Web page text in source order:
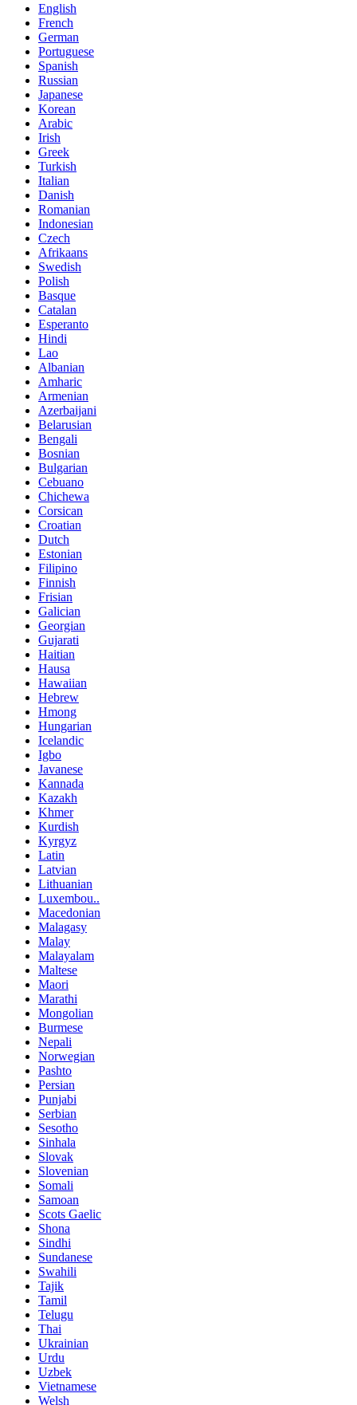
English
French
German
Portuguese
Spanish
Russian
Japanese
Korean
Arabic
Irish
Greek
Turkish
Italian
Danish
Romanian
Indonesian
Czech
Afrikaans
Swedish
Polish
Basque
Catalan
Esperanto
Hindi
Lao
Albanian
Amharic
Armenian
Azerbaijani
Belarusian
Bengali
Bosnian
Bulgarian
Cebuano
Chichewa
Corsican
Croatian
Dutch
Estonian
Filipino
Finnish
Frisian
Galician
Georgian
Gujarati
Haitian
Hausa
Hawaiian
Hebrew
Hmong
Hungarian
Icelandic
Igbo
Javanese
Kannada
Kazakh
Khmer
Kurdish
Kyrgyz
Latin
Latvian
Lithuanian
Luxembou..
Macedonian
Malagasy
Malay
Malayalam
Maltese
Maori
Marathi
Mongolian
Burmese
Nepali
Norwegian
Pashto
Persian
Punjabi
Serbian
Sesotho
Sinhala
Slovak
Slovenian
Somali
Samoan
Scots Gaelic
Shona
Sindhi
Sundanese
Swahili
Tajik
Tamil
Telugu
Thai
Ukrainian
Urdu
Uzbek
Vietnamese
Welsh